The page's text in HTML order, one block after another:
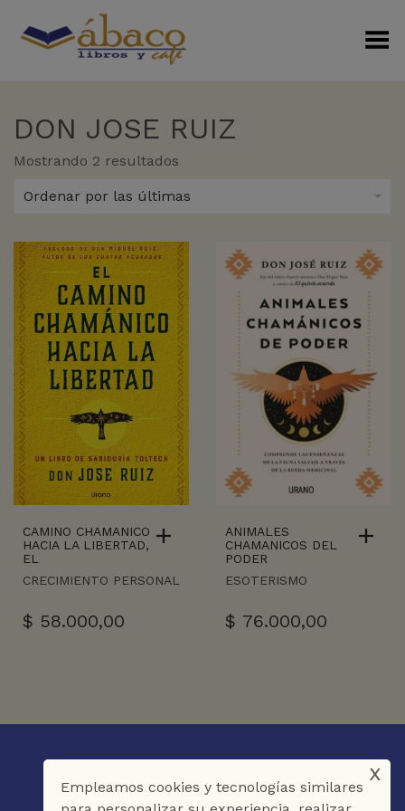
Menú Alterno
DON JOSE RUIZ
Mostrando 2 resultados
Ordenar por las últimas
CAMINO CHAMANICO
HACIA LA LIBERTAD,
EL
CRECIMIENTO PERSONAL
$ 58.000,00
ANIMALES
CHAMANICOS DEL
PODER
ESOTERISMO
$ 76.000,00
Empleamos cookies y tecnologías similares
x